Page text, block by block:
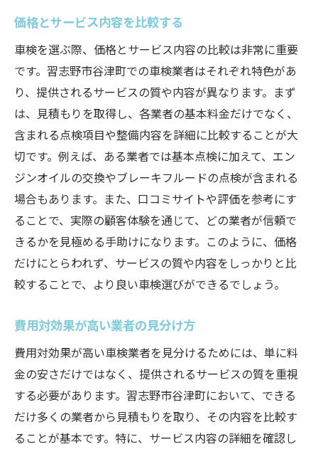
価格とサービス内容を比較する
車検を選ぶ際、価格とサービス内容の比較は非常に重要
です。習志野市谷津町での車検業者はそれぞれ特色があ
り、提供されるサービスの質や内容が異なります。まず
は、見積もりを取得し、各業者の基本料金だけでなく、
含まれる点検項目や整備内容を詳細に比較することが大
切です。例えば、ある業者では基本点検に加えて、エン
ジンオイルの交換やブレーキフルードの点検が含まれる
場合もあります。また、口コミサイトや評価を参考にす
ることで、実際の顧客体験を通じて、どの業者が信頼で
きるかを見極める手助けになります。このように、価格
だけにとらわれず、サービスの質や内容をしっかりと比
較することで、より良い車検選びができるでしょう。
費用対効果が高い業者の見分け方
費用対効果が高い車検業者を見分けるためには、単に料
金の安さだけではなく、提供されるサービスの質を重視
する必要があります。習志野市谷津町において、できる
だけ多くの業者から見積もりを取り、その内容を比較す
ることが基本です。特に、サービス内容の詳細を確認し